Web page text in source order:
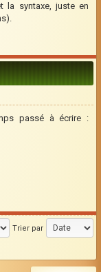
la syntaxe, juste en
passé à écrire :
Trier par